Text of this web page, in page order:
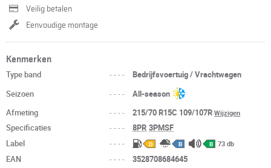
Veilig betalen
Eenvoudige montage
Kenmerken
Type band ----
Bedrijfsvoertuig / Vrachtwagen
Seizoen
----
All-season
Afmeting
---- 215/70 R15C 109/107RWijzigen
Specificaties ---- 8PR 3PMSF
Label
---- D B B 73 db
EAN ----
3528708684645